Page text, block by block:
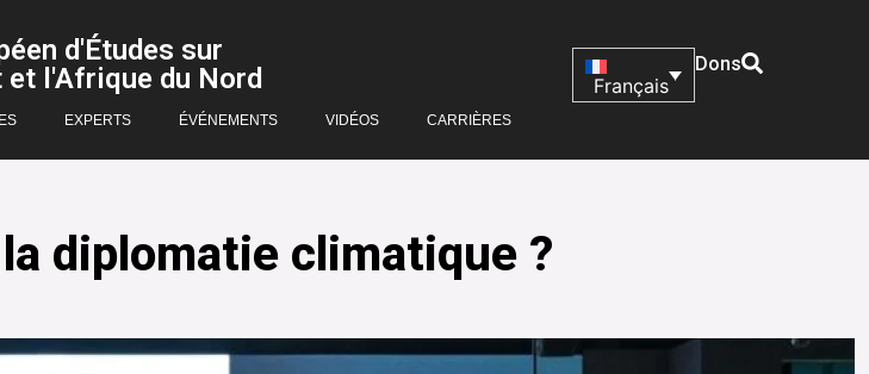
d'Études sur
et l'Afrique du Nord
EXPERTS ÉVÉNEMENTS VIDÉOS CARRIÈRES
Français
Dons
diplomatie climatique ?